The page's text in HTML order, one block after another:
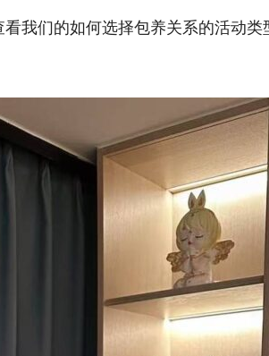
我们的如何选择包养关系的活动